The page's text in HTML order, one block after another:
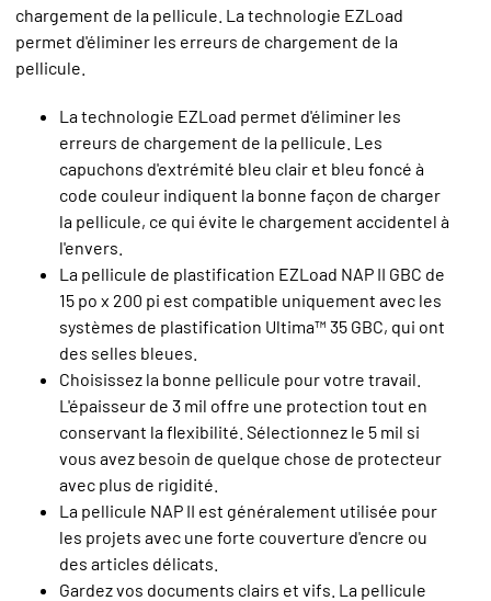
chargement de la pellicule. La technologie EZLoad
permet d'éliminer les erreurs de chargement de la
pellicule.
La technologie EZLoad permet d'éliminer les
erreurs de chargement de la pellicule. Les
capuchons d'extrémité bleu clair et bleu foncé à
code couleur indiquent la bonne façon de charger
la pellicule, ce qui évite le chargement accidentel à
l'envers.
La pellicule de plastification EZLoad NAP II GBC de
15 po x 200 pi est compatible uniquement avec les
systèmes de plastification Ultima™ 35 GBC, qui ont
des selles bleues.
Choisissez la bonne pellicule pour votre travail.
L'épaisseur de 3 mil offre une protection tout en
conservant la flexibilité. Sélectionnez le 5 mil si
vous avez besoin de quelque chose de protecteur
avec plus de rigidité.
La pellicule NAP II est généralement utilisée pour
les projets avec une forte couverture d'encre ou
des articles délicats.
Gardez vos documents clairs et vifs. La pellicule